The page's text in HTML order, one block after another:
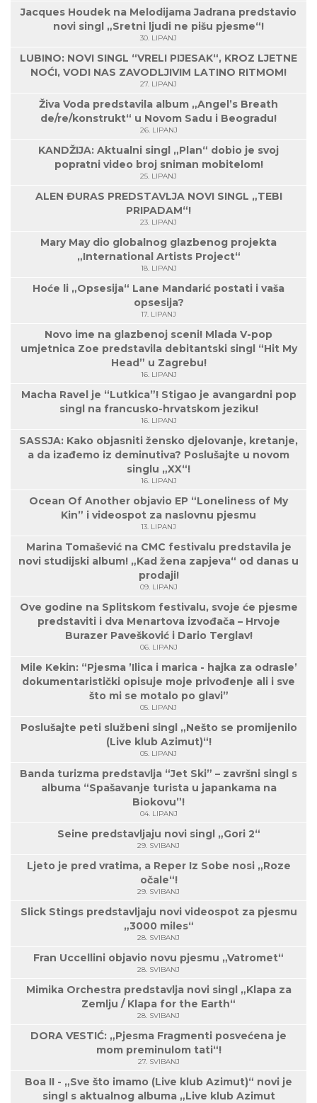
Jacques Houdek na Melodijama Jadrana predstavio
novi singl „Sretni ljudi ne pišu pjesme“!
30. LIPANJ
LUBINO: NOVI SINGL “VRELI PIJESAK“, KROZ LJETNE
NOĆI, VODI NAS ZAVODLJIVIM LATINO RITMOM!
27. LIPANJ
Živa Voda predstavila album „Angel’s Breath
de/re/konstrukt“ u Novom Sadu i Beogradu!
26. LIPANJ
KANDŽIJA: Aktualni singl „Plan“ dobio je svoj
popratni video broj sniman mobitelom!
25. LIPANJ
ALEN ĐURAS PREDSTAVLJA NOVI SINGL „TEBI
PRIPADAM“!
23. LIPANJ
Mary May dio globalnog glazbenog projekta
„International Artists Project“
18. LIPANJ
Hoće li „Opsesija“ Lane Mandarić postati i vaša
opsesija?
17. LIPANJ
Novo ime na glazbenoj sceni! Mlada V-pop
umjetnica Zoe predstavila debitantski singl “Hit My
Head” u Zagrebu!
16. LIPANJ
Macha Ravel je “Lutkica”! Stigao je avangardni pop
singl na francusko-hrvatskom jeziku!
16. LIPANJ
SASSJA: Kako objasniti žensko djelovanje, kretanje,
a da izađemo iz deminutiva? Poslušajte u novom
singlu „XX“!
16. LIPANJ
Ocean Of Another objavio EP “Loneliness of My
Kin” i videospot za naslovnu pjesmu
13. LIPANJ
Marina Tomašević na CMC festivalu predstavila je
novi studijski album! „Kad žena zapjeva“ od danas u
prodaji!
09. LIPANJ
Ove godine na Splitskom festivalu, svoje će pjesme
predstaviti i dva Menartova izvođača – Hrvoje
Burazer Pavešković i Dario Terglav!
06. LIPANJ
Mile Kekin: “Pjesma ’Ilica i marica - hajka za odrasle’
dokumentaristički opisuje moje privođenje ali i sve
što mi se motalo po glavi”
05. LIPANJ
Poslušajte peti službeni singl „Nešto se promijenilo
(Live klub Azimut)“!
05. LIPANJ
Banda turizma predstavlja “Jet Ski” – završni singl s
albuma “Spašavanje turista u japankama na
Biokovu”!
04. LIPANJ
Seine predstavljaju novi singl „Gori 2“
29. SVIBANJ
Ljeto je pred vratima, a Reper Iz Sobe nosi „Roze
očale“!
29. SVIBANJ
Slick Stings predstavljaju novi videospot za pjesmu
„3000 miles“
28. SVIBANJ
Fran Uccellini objavio novu pjesmu „Vatromet“
28. SVIBANJ
Mimika Orchestra predstavlja novi singl „Klapa za
Zemlju / Klapa for the Earth“
28. SVIBANJ
DORA VESTIĆ: „Pjesma Fragmenti posvećena je
mom preminulom tati“!
27. SVIBANJ
Boa II - „Sve što imamo (Live klub Azimut)“ novi je
singl s aktualnog albuma „Live klub Azimut